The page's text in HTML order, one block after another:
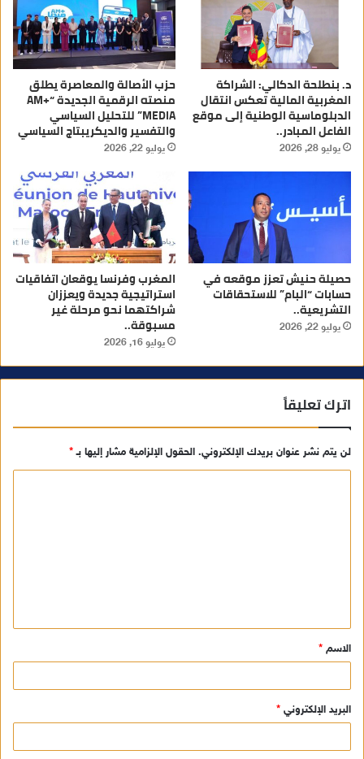
د. بنطلحة الدكالي: الشراكة
المغربية المالية تعكس انتقال
الدبلوماسية الوطنية إلى موقع
الفاعل المبادر..
يوليو 28, 2026
حزب الأصالة والمعاصرة يطلق
منصته الرقمية الجديدة “AM+
MEDIA” للتحليل السياسي
والتفسير والديكريبتاج السياسي
يوليو 22, 2026
حصيلة حنيش تعزز موقعه في
حسابات “البام” للاستحقاقات
التشريعية..
يوليو 22, 2026
المغرب وفرنسا يوقعان اتفاقيات
استراتيجية جديدة ويعززان
شراكتهما نحو مرحلة غير
مسبوقة..
يوليو 16, 2026
اترك تعليقاً
لن يتم نشر عنوان بريدك الإلكتروني. الحقول الإلزامية مشار إليها بـ*
ق
*
الاسم *
البريد الإلكتروني *